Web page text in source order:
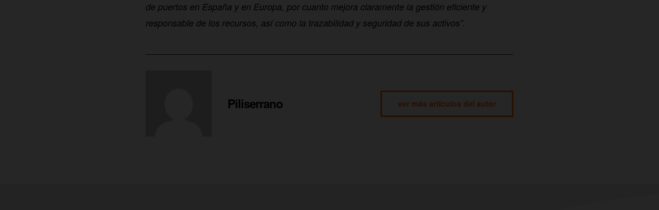
de puertos en España y en Europa, por cuanto mejora claramente la gestión eficiente y
responsable de los recursos, así como la trazabilidad y seguridad de sus activos”.
Piliserrano ver más artículos del autor